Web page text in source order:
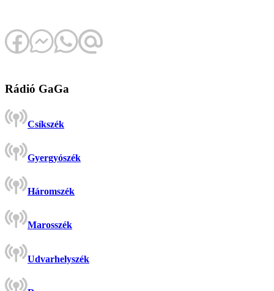
Rádió GaGa
Csíkszék
Gyergyószék
Háromszék
Marosszék
Udvarhelyszék